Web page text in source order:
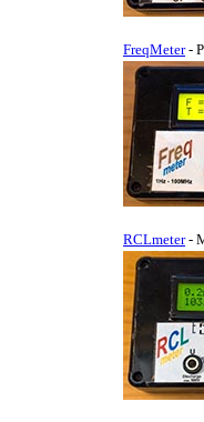
FreqMeter-
RCLmeter-